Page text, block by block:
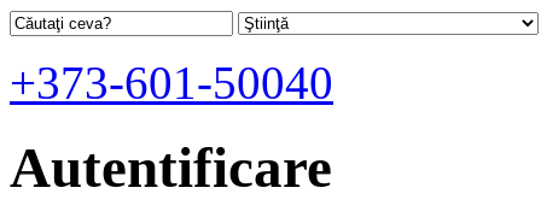
+373-601-50040
Autentificare